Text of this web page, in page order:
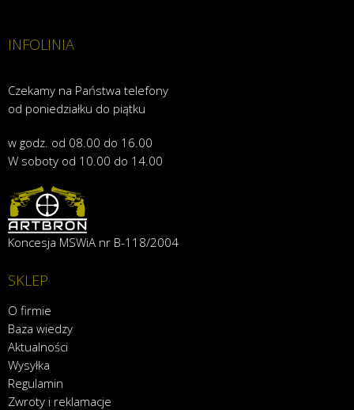
INFOLINIA
Czekamy na Państwa telefony
od poniedziałku do piątku
w godz. od 08.00 do 16.00
W soboty od 10.00 do 14.00
Koncesja MSWiA nr B-118/2004
SKLEP
O firmie
Baza wiedzy
Aktualności
Wysyłka
Regulamin
Zwroty i reklamacje